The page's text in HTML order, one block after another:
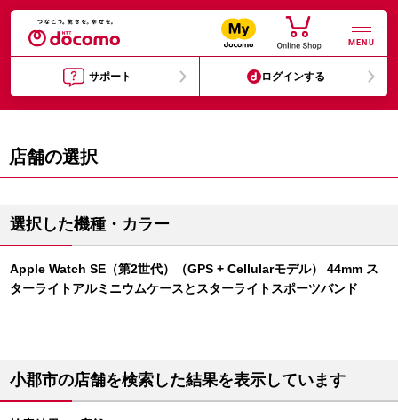
MENU
サポート ログインする
店舗の選択
選択した機種・カラー
Apple Watch SE（第2世代）（GPS + Cellularモデル） 44mm ス
ターライトアルミニウムケースとスターライトスポーツバンド
小郡市の店舗を検索した結果を表示しています